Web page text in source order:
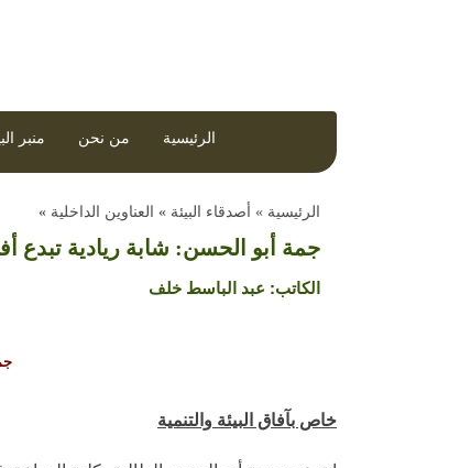
الرئيسية من نحن منبر
الرئيسية » أصدقاء البيئة » العناوين الداخلية »
جمة أبو الحسن: شابة ريادية تبدع
الكاتب: عبد الباسط خلف
خاص بآفاق البيئة والتنمية